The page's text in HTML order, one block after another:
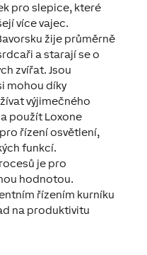
pro slepice, které
více vajec.
žije průměrně
a starají se o
zvířat. Jsou
mohou díky
výjimečného
použít Loxone
řízení osvětlení,
funkcí.
je pro
hodnotou.
řízením kurníku
na produktivitu